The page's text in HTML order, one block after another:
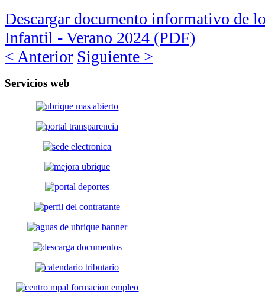
Descargar documento informativo de
Infantil - Verano 2024 (PDF)
< Anterior Siguiente >
Servicios web